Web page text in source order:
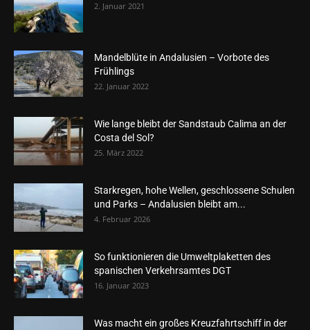
2. Januar 2021
Mandelblüte in Andalusien – Vorbote des
Frühlings
22. Januar 2022
Wie lange bleibt der Sandstaub Calima an der
Costa del Sol?
25. März 2022
Starkregen, hohe Wellen, geschlossene Schulen
und Parks – Andalusien bleibt am...
4. Februar 2026
So funktionieren die Umweltplaketten des
spanischen Verkehrsamtes DGT
16. Januar 2023
Was macht ein großes Kreuzfahrtschiff in der